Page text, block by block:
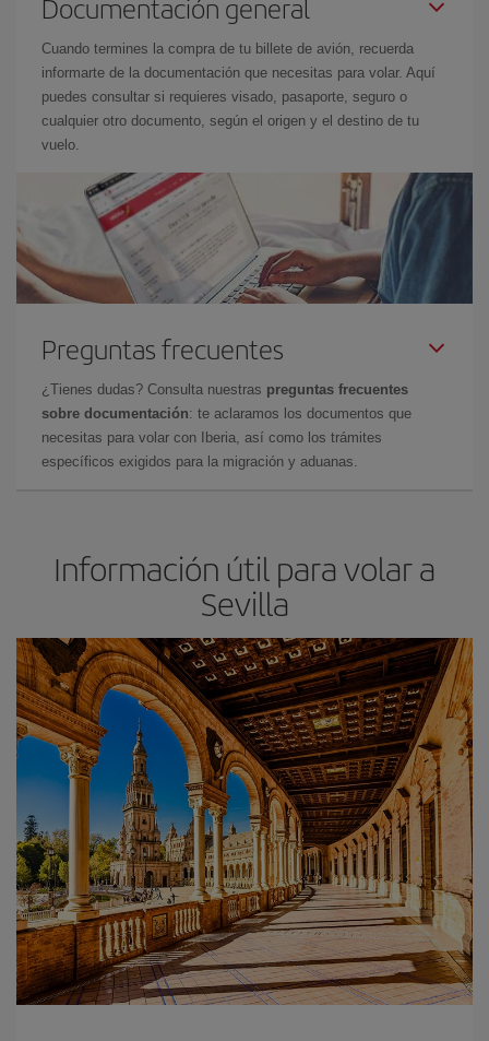
Documentación general
Cuando termines la compra de tu billete de avión, recuerda
informarte de la documentación que necesitas para volar. Aquí
puedes consultar si requieres visado, pasaporte, seguro o
cualquier otro documento, según el origen y el destino de tu
vuelo.
Preguntas frecuentes
¿Tienes dudas? Consulta nuestras preguntas frecuentes
sobre documentación: te aclaramos los documentos que
necesitas para volar con Iberia, así como los trámites
específicos exigidos para la migración y aduanas.
Información útil para volar a
Sevilla